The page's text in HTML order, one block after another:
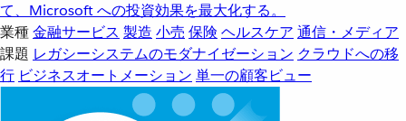
て、Microsoft への投資効果を最大化する。
業種金融サービス 製造 小売 保険 ヘルスケア 通信・メディア
課題 レガシーシステムのモダナイゼーション クラウドへの移
行 ビジネスオートメーション 単一の顧客ビュー